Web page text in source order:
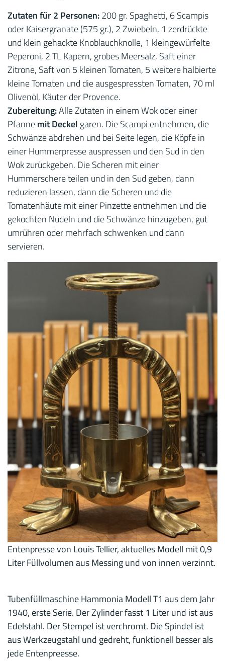
Zutaten für 2 Personen:200 gr. Spaghetti, 6 Scampis
oder Kaisergranate (575 gr.), 2 Zwiebeln, 1 zerdrückte
und klein gehackte Knoblauchknolle, 1 kleingewürfelte
Peperoni, 2 TL Kapern, grobes Meersalz, Saft einer
Zitrone, Saft von 5 kleinen Tomaten, 5 weitere halbierte
kleine Tomaten und die ausgespressten Tomaten, 70 ml
Olivenöl, Käuter der Provence.
Zubereitung:Alle Zutaten in einem Wok oder einer
Pfannemit Deckel garen. Die Scampi entnehmen, die
Schwänze abdrehen und bei Seite legen, die Köpfe in
einer Hummerpresse auspressen und den Sud in den
Wok zurückgeben. Die Scheren mit einer
Hummerschere teilen und in den Sud geben, dann
reduzieren lassen, dann die Scheren und die
Tomatenhäute mit einer Pinzette entnehmen und die
gekochten Nudeln und die Schwänze hinzugeben, gut
umrühren oder mehrfach schwenken und dann
servieren.
Entenpresse von Louis Tellier, aktuelles Modell mit 0,9
Liter Füllvolumen aus Messing und von innen verzinnt.
Tubenfüllmaschine Hammonia Modell T1 aus dem Jahr
1940, erste Serie. Der Zylinder fasst 1 Liter und ist aus
Edelstahl. Der Stempel ist verchromt. Die Spindel ist
aus Werkzeugstahl und gedreht, funktionell besser als
jede Entenpreesse.